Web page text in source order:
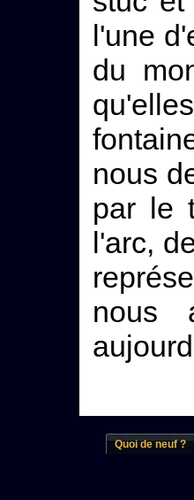
l'une
du
nous
par le
l'arc,
nous
Quoi de neuf ?